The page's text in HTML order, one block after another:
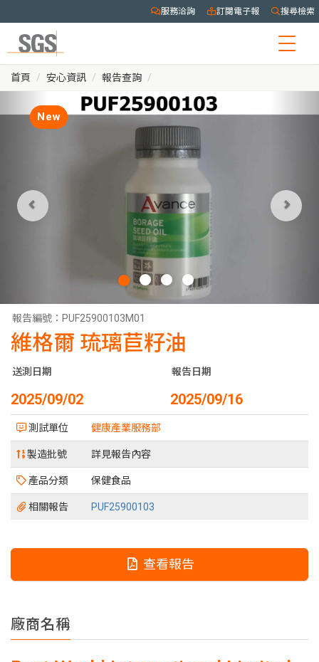
服務洽詢 訂閱電子報 搜尋檢索
首頁 安心資訊 報告查詢
New
報告編號： PUF25900103M01
維格爾 琉璃苣籽油
送測日期
2025/09/02
報告日期
2025/09/16
測試單位 健康產業服務部
製造批號 詳見報告內容
產品分類 保健食品
相關報告 PUF25900103
查看報告
廠商名稱